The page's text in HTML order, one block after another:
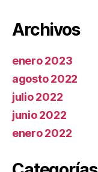
Archivos
enero 2023
agosto 2022
julio 2022
junio 2022
enero 2022